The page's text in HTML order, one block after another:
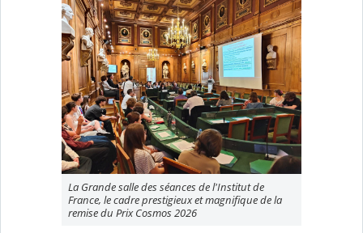
La Grande salle des séances de l'Institut de
France, le cadre prestigieux et magnifique de la
remise du Prix Cosmos 2026